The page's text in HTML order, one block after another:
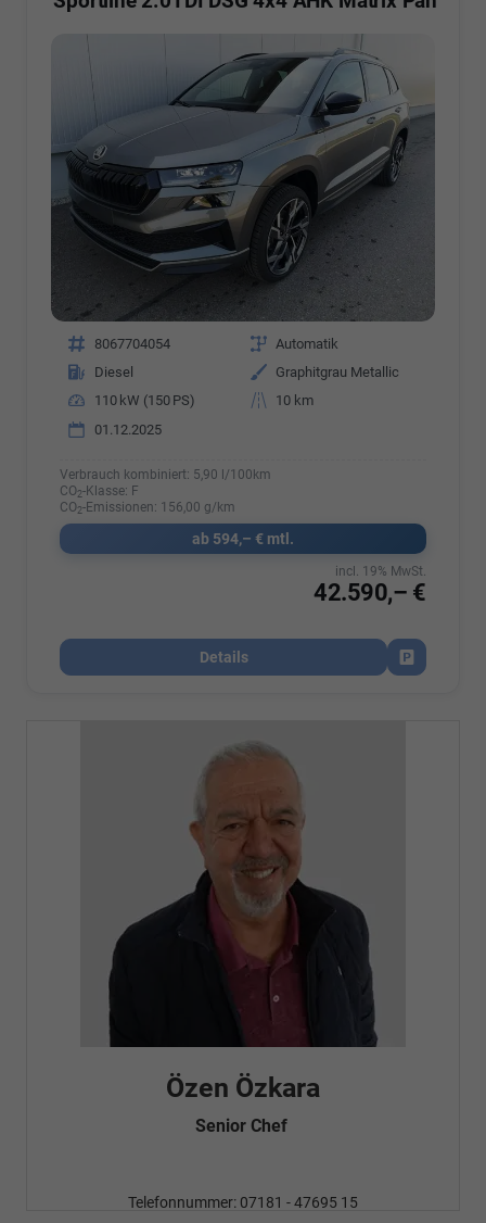
Fahrzeugnr. 8067704054 Getriebe Automatik
Kraftstoff
Diesel Außenfarbe
Graphitgrau Metallic
Leistung
110 kW (150 PS) Kilometerstand
10 km
01.12.2025
Verbrauch kombiniert: 5,90 l/100km
CO2-Klasse: F
CO2-Emissionen: 156,00 g/km
ab 594,– € mtl.
42.590,– €
incl. 19% MwSt.
Details
Fahrzeug
Özen Özkara
Senior Chef
Telefonnummer: 07181 - 47695 15